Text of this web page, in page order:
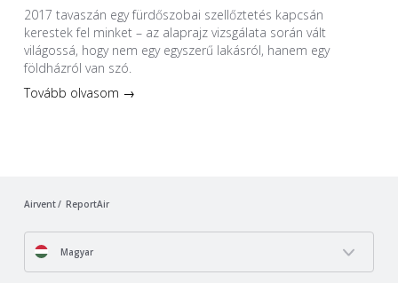
2017 tavaszán egy fürdőszobai szellőztetés kapcsán
kerestek fel minket – az alaprajz vizsgálata során vált
világossá, hogy nem egy egyszerű lakásról, hanem egy
földházról van szó.
Tovább olvasom →
Airvent ReportAir
Magyar